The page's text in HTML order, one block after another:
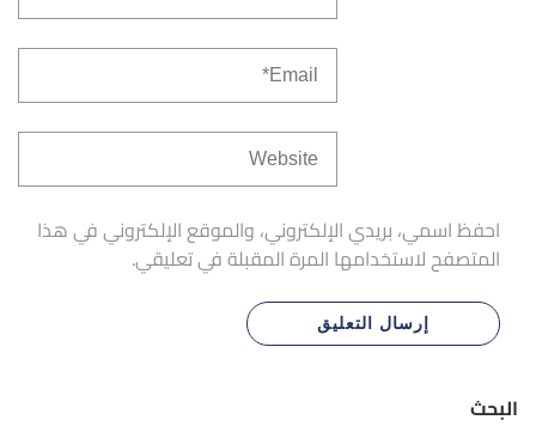
احفظ اسمي، بريدي الإلكتروني، والموقع الإلكتروني في هذا
المتصفح لاستخدامها المرة المقبلة في تعليقي.
البحث